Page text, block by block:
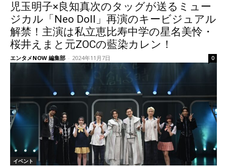
児玉明子×良知真次のタッグが送るミュー
ジカル「Neo Doll」再演のキービジュアル
解禁！主演は私立恵比寿中学の星名美怜・
桜井えまと元ZOCの藍染カレン！
エンタメNOW 編集部 - 2024年11月7日 0
イベント